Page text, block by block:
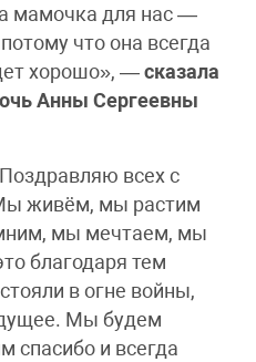
мамочка для нас —
что она всегда
хорошо», — сказала
Анны Сергеевны
всех с
живём, мы растим
мы мечтаем, мы
благодаря тем
в огне войны,
Мы будем
спасибо и всегда